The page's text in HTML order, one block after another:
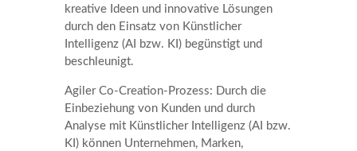
kreative Ideen und innovative Lösungen
durch den Einsatz von Künstlicher
Intelligenz (AI bzw. KI) begünstigt und
beschleunigt.
Agiler Co-Creation-Prozess: Durch die
Einbeziehung von Kunden und durch
Analyse mit Künstlicher Intelligenz (AI bzw.
KI) können Unternehmen, Marken,